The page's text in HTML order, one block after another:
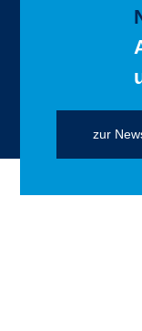
zur